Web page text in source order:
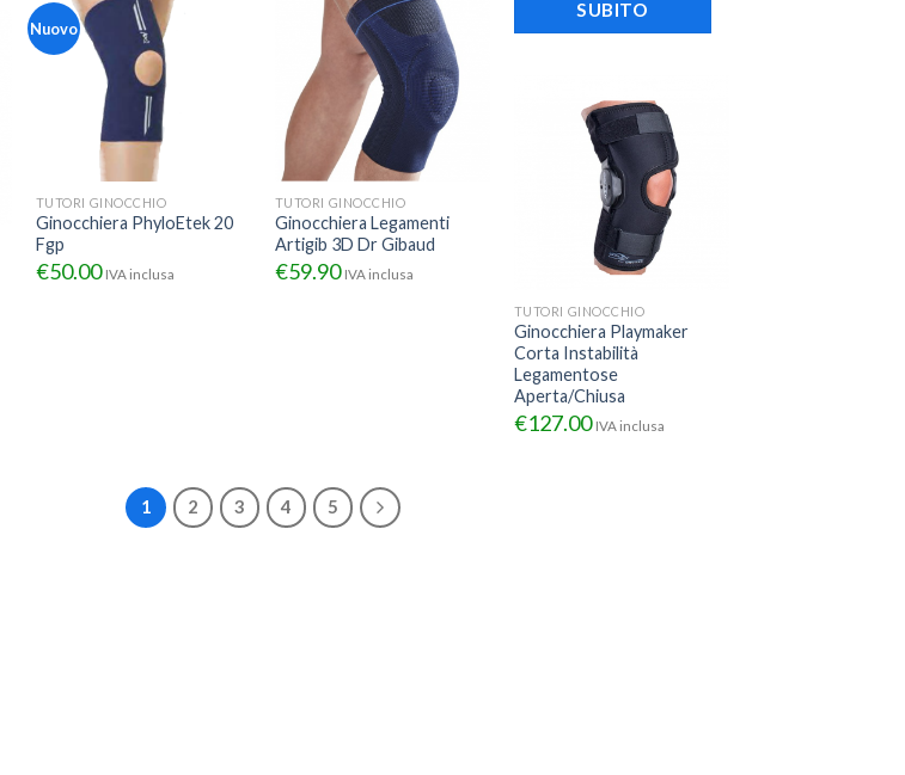
SUBITO
Nuovo
TUTORI GINOCCHIO
Ginocchiera PhyloEtek 20
Fgp
€50.00 IVA inclusa
TUTORI GINOCCHIO
Ginocchiera Legamenti
Artigib 3D Dr Gibaud
€59.90 IVA inclusa
TUTORI GINOCCHIO
Ginocchiera Playmaker
Corta Instabilità
Legamentose
Aperta/Chiusa
€127.00 IVA inclusa
1 2 3 4 5